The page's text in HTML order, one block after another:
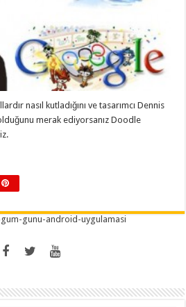
nasıl kutladığını ve tasarımcı Dennis
merak ediyorsanız Doodle